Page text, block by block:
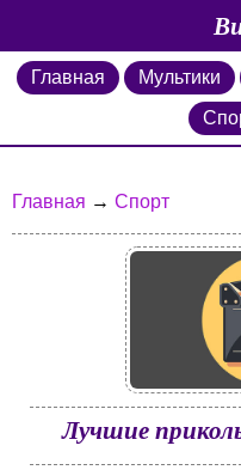
Главная Мультики
Главная → Спорт
Лучшие